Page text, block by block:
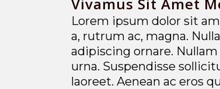
Lorem ipsum dolor sit
a, rutrum ac, magna.
adipiscing ornare.
urna. Suspendisse
laoreet. Aenean ac eros